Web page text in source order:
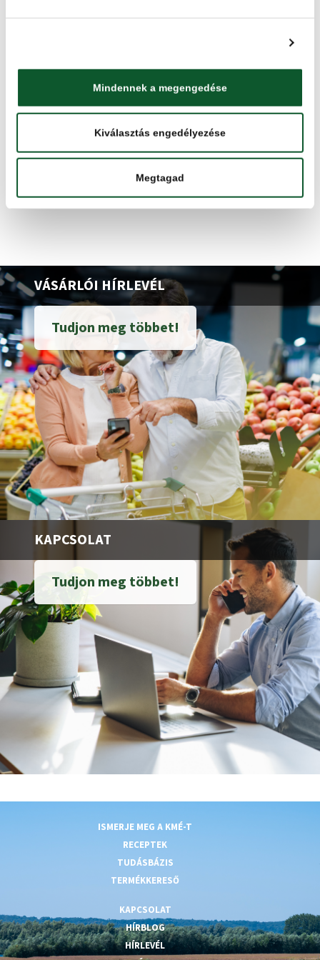
Mindennek a megengedése
Kiválasztás engedélyezése
Megtagad
CsatlakozzFacebookésInstagram-közösségünkhöz,
VISSZA A HÍRBLOGRA
VÁSÁRLÓI HÍRLEVÉL
Tudjon meg többet!
KAPCSOLAT
Tudjon meg többet!
ISMERJE MEG A KMÉ-T
RECEPTEK
TUDÁSBÁZIS
TERMÉKKERESŐ
KAPCSOLAT
HÍRBLOG
HÍRLEVÉL